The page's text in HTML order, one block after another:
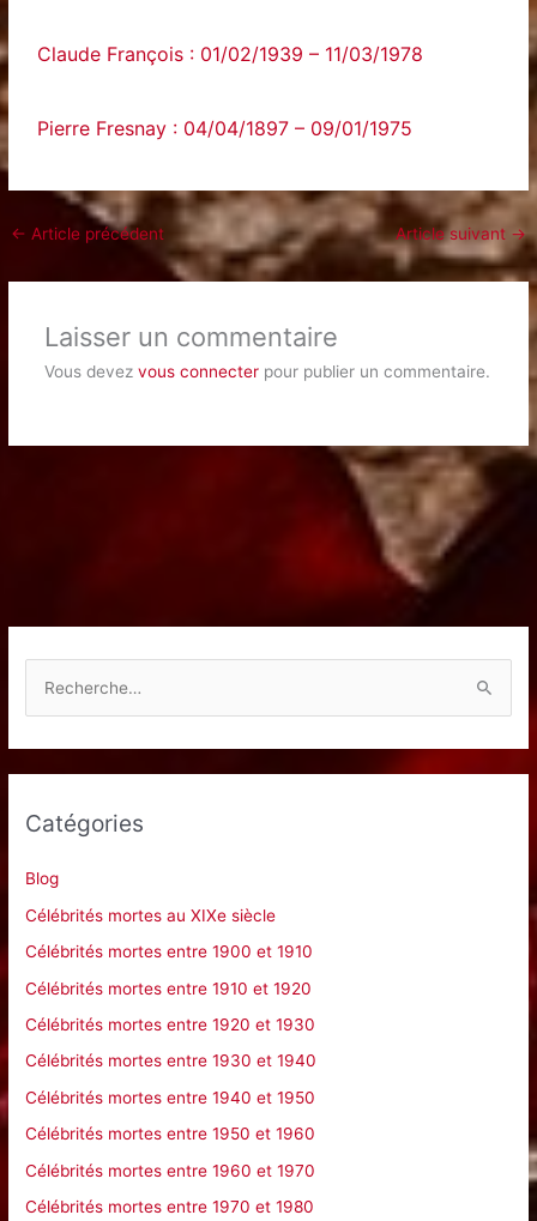
Claude François : 01/02/1939 – 11/03/1978
Pierre Fresnay : 04/04/1897 – 09/01/1975
← Article précédent Article suivant →
Laisser un commentaire
Vous devez vous connecterpour publier un commentaire.
h
r
:
Catégories
Blog
Célébrités mortes au XIXe siècle
Célébrités mortes entre 1900 et 1910
Célébrités mortes entre 1910 et 1920
Célébrités mortes entre 1920 et 1930
Célébrités mortes entre 1930 et 1940
Célébrités mortes entre 1940 et 1950
Célébrités mortes entre 1950 et 1960
Célébrités mortes entre 1960 et 1970
Célébrités mortes entre 1970 et 1980